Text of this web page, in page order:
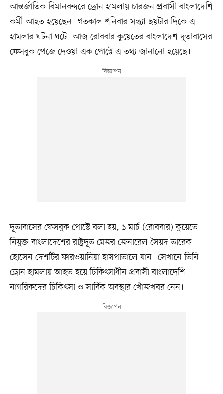
আন্তর্জাতিক বিমানবন্দরে ড্রোন হামলায় চারজন প্রবাসী বাংলাদেশি
কর্মী আহত হয়েছেন। গতকাল শনিবার সন্ধ্যা ছয়টার দিকে এ
হামলার ঘটনা ঘটে। আজ রোববার কুয়েতের বাংলাদেশ দূতাবাসের
ফেসবুক পেজে দেওয়া এক পোস্টে এ তথ্য জানানো হয়েছে।
দূতাবাসের ফেসবুক পোস্টে বলা হয়, ১ মার্চ (রোববার) কুয়েতে
নিযুক্ত বাংলাদেশের রাষ্ট্রদূত মেজর জেনারেল সৈয়দ তারেক
হোসেন দেশটির ফারওয়ানিয়া হাসপাতালে যান। সেখানে তিনি
ড্রোন হামলায় আহত হয়ে চিকিৎসাধীন প্রবাসী বাংলাদেশি
নাগরিকদের চিকিৎসা ও সার্বিক অবস্থার খোঁজখবর নেন।